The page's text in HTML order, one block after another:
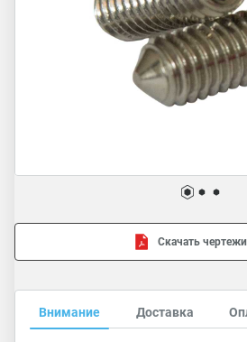
Скачать
Внимание Доставка